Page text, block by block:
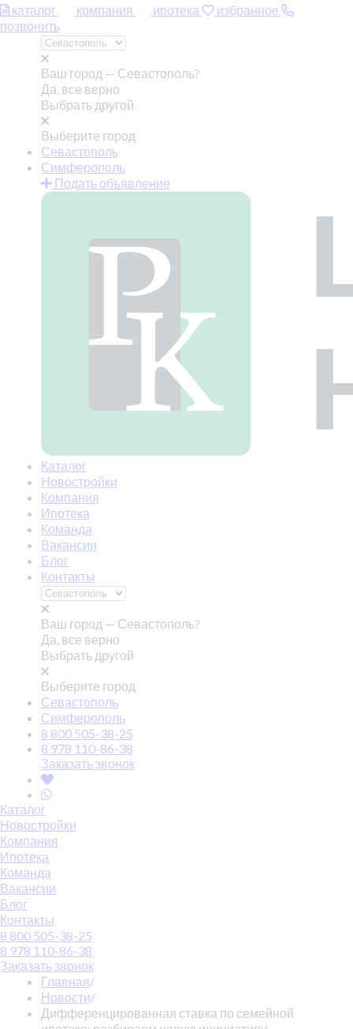
каталог компания ипотека
избранное
позвонить
Ваш город — Севастополь?
Да, все верно
Выбрать другой
Выберите город
Севастополь
Симферополь
Подать объявление
Каталог
Новостройки
Компания
Ипотека
Команда
Вакансии
Блог
Контакты
Ваш город — Севастополь?
Да, все верно
Выбрать другой
Выберите город
Севастополь
Симферополь
8 800 505-38-25
8 978 110-86-38
Заказать звонок
Каталог
Новостройки
Компания
Ипотека
Команда
Вакансии
Блог
Контакты
8 800 505-38-25
8 978 110-86-38
Заказать звонок
Главная/
Новости/
Дифференцированная ставка по семейной